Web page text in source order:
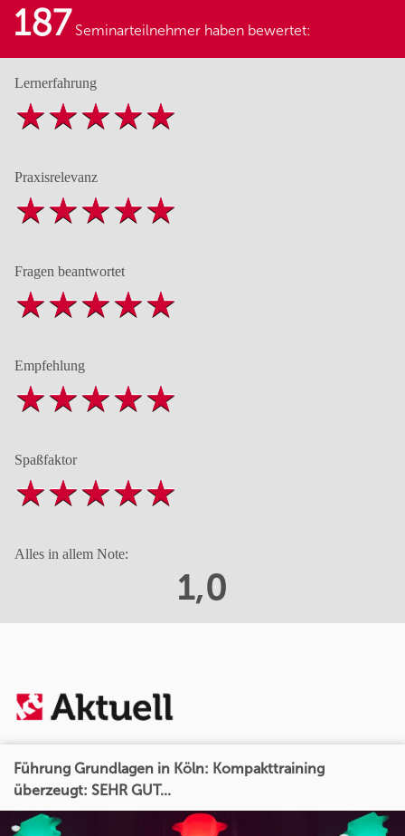
187 Seminarteilnehmer haben bewertet:
Lernerfahrung
Praxisrelevanz
Fragen beantwortet
Empfehlung
Spaßfaktor
Alles in allem Note:
1,0
Führung Grundlagen in Köln: Kompakttraining
überzeugt: SEHR GUT...